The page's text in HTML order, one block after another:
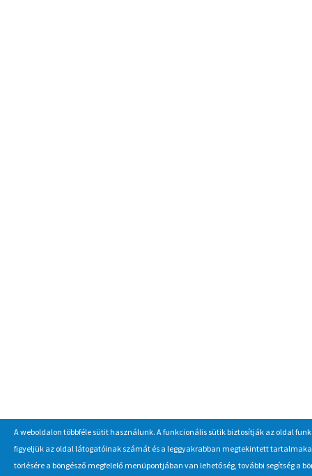
A weboldalon többféle sütit használunk. A funkcionális sütik biztosítják az oldal
figyeljük az oldal látogatóinak számát és a leggyakrabban megtekintett
törlésére a böngésző megfelelő menüpontjában van lehetőség, további segítség a